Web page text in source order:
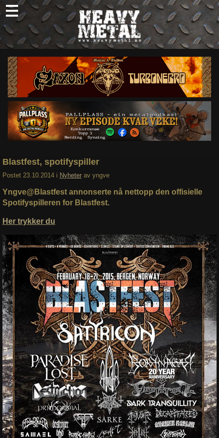
Skip
to
content
Nyheter
Omtaler
Intervjuer
Om oss
Abonner
Søk
Blastfest, spotifyspiller
Postet 23.10.2014 i Nyheter av yngve
Yngve@Blastfest annonserte nå nettopp den offisielle
Spotifyspilleren for Blastfest.
Her trykker du